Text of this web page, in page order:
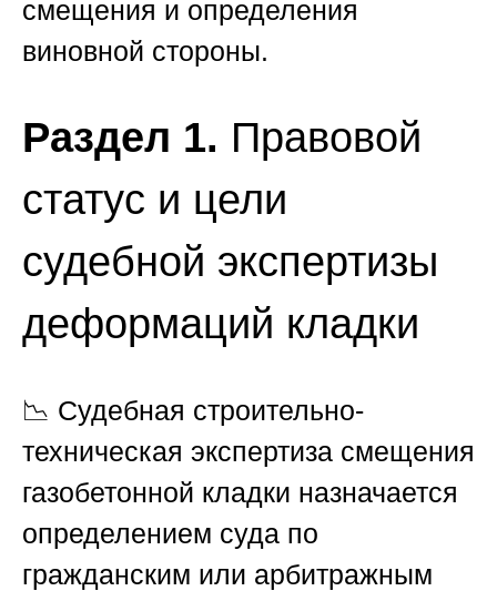
смещения и определения
виновной стороны.
Раздел 1. Правовой
статус и цели
судебной экспертизы
деформаций кладки
📉 Судебная строительно-
техническая экспертиза смещения
газобетонной кладки назначается
определением суда по
гражданским или арбитражным